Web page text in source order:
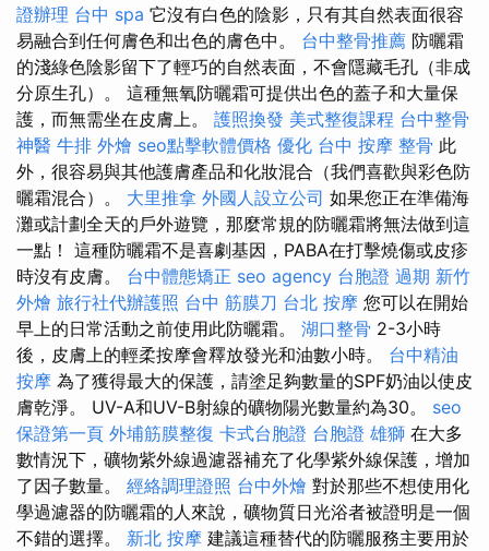
證辦理 台中 spa 它沒有白色的陰影，只有其自然表面很容
易融合到任何膚色和出色的膚色中。 台中整骨推薦 防曬霜
的淺綠色陰影留下了輕巧的自然表面，不會隱藏毛孔（非成
分原生孔）。 這種無氧防曬霜可提供出色的蓋子和大量保
護，而無需坐在皮膚上。 護照換發 美式整復課程 台中整骨
神醫 牛排 外燴 seo點擊軟體價格 優化 台中 按摩 整骨 此
外，很容易與其他護膚產品和化妝混合（我們喜歡與彩色防
曬霜混合）。 大里推拿 外國人設立公司 如果您正在準備海
灘或計劃全天的戶外遊覽，那麼常規的防曬霜將無法做到這
一點！ 這種防曬霜不是喜劇基因，PABA在打擊燒傷或皮疹
時沒有皮膚。 台中體態矯正 seo agency 台胞證 過期 新竹
外燴 旅行社代辦護照 台中 筋膜刀 台北 按摩 您可以在開始
早上的日常活動之前使用此防曬霜。 湖口整骨 2-3小時
後，皮膚上的輕柔按摩會釋放發光和油數小時。 台中精油
按摩 為了獲得最大的保護，請塗足夠數量的SPF奶油以使皮
膚乾淨。 UV-A和UV-B射線的礦物陽光數量約為30。 seo
保證第一頁 外埔筋膜整復 卡式台胞證 台胞證 雄獅 在大多
數情況下，礦物紫外線過濾器補充了化學紫外線保護，增加
了因子數量。 經絡調理證照 台中外燴 對於那些不想使用化
學過濾器的防曬霜的人來說，礦物質日光浴者被證明是一個
不錯的選擇。 新北 按摩 建議這種替代的防曬服務主要用於